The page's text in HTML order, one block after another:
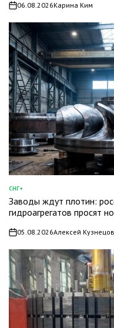
on06.08.2026Карина Ким
ОПУБЛИКОВАНО
В
СНГ+
Заводы ждут плотин:
гидроагрегатов просят
on05.08.2026Алексей Кузнецов